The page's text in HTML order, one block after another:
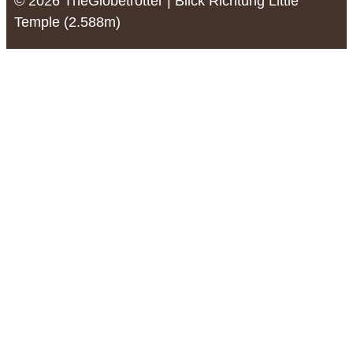
Temple (2.588m)